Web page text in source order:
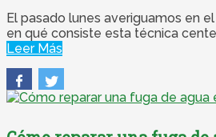
El pasado lunes averiguamos en
en qué consiste esta técnica
Leer Más